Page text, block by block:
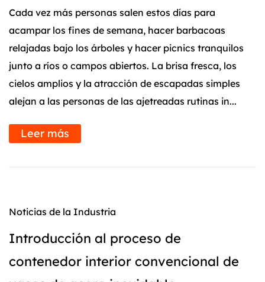
Cada vez más personas salen estos días para
acampar los fines de semana, hacer barbacoas
relajadas bajo los árboles y hacer picnics tranquilos
junto a ríos o campos abiertos. La brisa fresca, los
cielos amplios y la atracción de escapadas simples
alejan a las personas de las ajetreadas rutinas in...
Leer más
Noticias de la Industria
Introducción al proceso de
contenedor interior convencional de